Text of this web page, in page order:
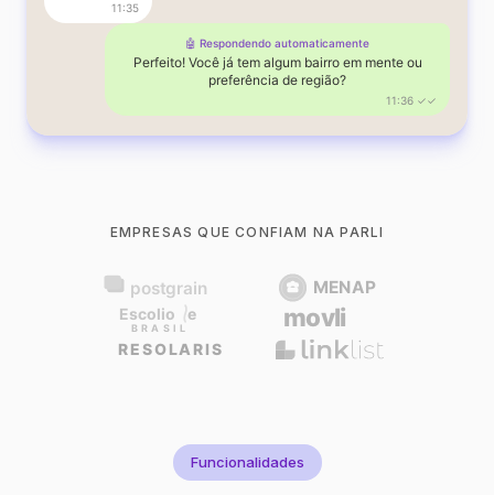
11:35
🤖 Respondendo automaticamente
Perfeito! Você já tem algum bairro em mente ou
preferência de região?
11:36 ✓✓
EMPRESAS QUE CONFIAM NA PARLI
Funcionalidades